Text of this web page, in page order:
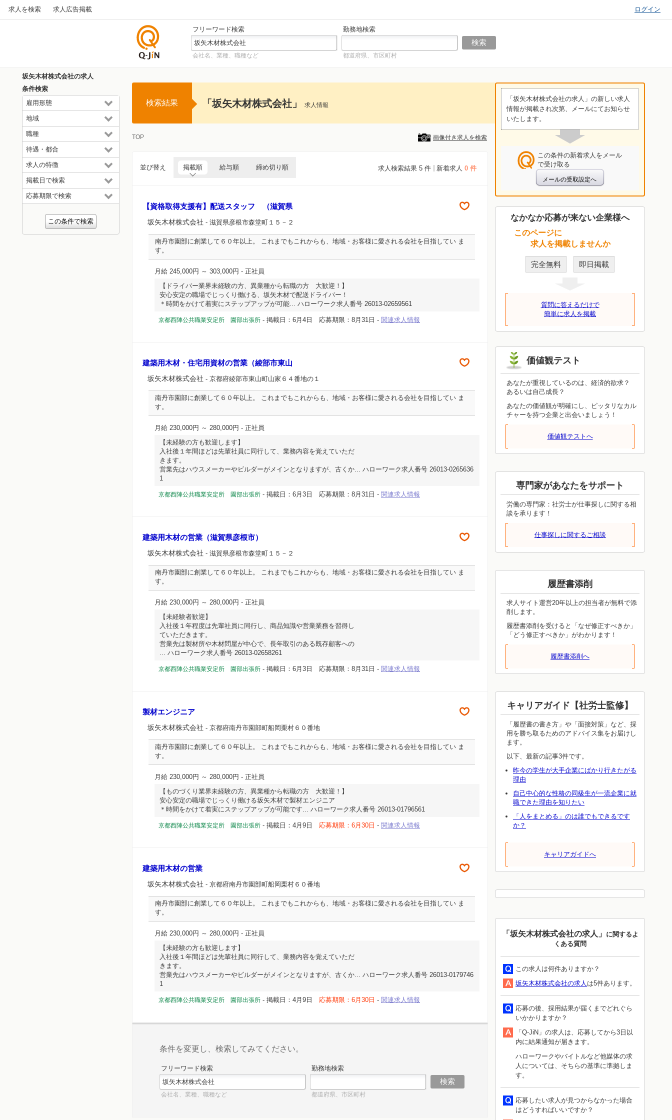
求人を検索 求人広告掲載 ログイン
人サイ
フリーワード検索 勤務地検索
会社名、業種、職種など 都道府県、市区町村
坂矢木材株式会社の求人
条件検索
雇用形態
地域
職種
待遇・都合
求人の特徴
掲載日で検索
応募期限で検索
検索結果 「坂矢木材株式会社」 求人情報
TOP 画像付き求人を検索
求人検索結果 5 件 新着求人 0 件
並び替え 掲載順 給与順 締め切り順
【資格取得支援有】配送スタッフ （滋賀県
坂矢木材株式会社 - 滋賀県彦根市森堂町１５－２
南丹市園部に創業して６０年以上。 これまでもこれからも、地域・お客様に愛される会社を目指してい ま
す。
月給 245,000円 ～ 303,000円 - 正社員
【ドライバー業界未経験の方、異業種から転職の方 大歓迎！】
安心安定の職場でじっくり働ける、坂矢木材で配送ドライバー！
＊時間をかけて着実にステップアップが可能... ハローワーク求人番号 26013-02659561
京都西陣公共職業安定所 園部出張所 - 掲載日：6月4日 応募期限：8月31日 - 関連求人情報
建築用木材・住宅用資材の営業（綾部市東山
坂矢木材株式会社 - 京都府綾部市東山町山家６４番地の１
南丹市園部に創業して６０年以上。 これまでもこれからも、地域・お客様に愛される会社を目指してい ま
す。
月給 230,000円 ～ 280,000円 - 正社員
【未経験の方も歓迎します】
入社後１年間ほどは先輩社員に同行して、業務内容を覚えていただ
きます。
営業先はハウスメーカーやビルダーがメインとなりますが、古くか... ハローワーク求人番号 26013-0265636
1
京都西陣公共職業安定所 園部出張所 - 掲載日：6月3日 応募期限：8月31日 - 関連求人情報
建築用木材の営業（滋賀県彦根市）
坂矢木材株式会社 - 滋賀県彦根市森堂町１５－２
南丹市園部に創業して６０年以上。 これまでもこれからも、地域・お客様に愛される会社を目指してい ま
す。
月給 230,000円 ～ 280,000円 - 正社員
【未経験者歓迎】
入社後１年程度は先輩社員に同行し、商品知識や営業業務を習得し
ていただきます。
営業先は製材所や木材問屋が中心で、長年取引のある既存顧客への
... ハローワーク求人番号 26013-02658261
京都西陣公共職業安定所 園部出張所 - 掲載日：6月3日 応募期限：8月31日 - 関連求人情報
製材エンジニア
坂矢木材株式会社 - 京都府南丹市園部町船岡栗村６０番地
南丹市園部に創業して６０年以上。 これまでもこれからも、地域・お客様に愛される会社を目指してい ま
す。
月給 230,000円 ～ 280,000円 - 正社員
【ものづくり業界未経験の方、異業種から転職の方 大歓迎！】
安心安定の職場でじっくり働ける坂矢木材で製材エンジニア
＊時間をかけて着実にステップアップが可能です... ハローワーク求人番号 26013-01796561
京都西陣公共職業安定所 園部出張所 - 掲載日：4月9日 応募期限：6月30日 - 関連求人情報
建築用木材の営業
坂矢木材株式会社 - 京都府南丹市園部町船岡栗村６０番地
南丹市園部に創業して６０年以上。 これまでもこれからも、地域・お客様に愛される会社を目指してい ま
す。
月給 230,000円 ～ 280,000円 - 正社員
【未経験の方も歓迎します】
入社後１年間ほどは先輩社員に同行して、業務内容を覚えていただ
きます。
営業先はハウスメーカーやビルダーがメインとなりますが、古くか... ハローワーク求人番号 26013-0179746
1
京都西陣公共職業安定所 園部出張所 - 掲載日：4月9日 応募期限：6月30日 - 関連求人情報
条件を変更し、検索してみてください。
フリーワード検索 勤務地検索
会社名、業種、職種など 都道府県、市区町村
「坂矢木材株式会社の求人」の新しい求人
情報が掲載され次第、メールにてお知らせ
いたします。
この条件の新着求人をメール
で受け取る
なかなか応募が来ない企業様へ
このページに
求人を掲載しませんか
完全無料 即日掲載
質問に答えるだけで
簡単に求人を掲載
価値観テスト
あなたが重視しているのは、経済的欲求？
あるいは自己成長？
あなたの価値観が明確にし、ピッタリなカル
チャーを持つ企業と出会いましょう！
価値観テストへ
専門家があなたをサポート
労働の専門家：社労士が仕事探しに関する相
談を承ります！
仕事探しに関するご相談
履歴書添削
求人サイト運営20年以上の担当者が無料で添
削します。
履歴書添削を受けると「なぜ修正すべきか」
「どう修正すべきか」がわかります！
履歴書添削へ
キャリアガイド【社労士監修】
「履歴書の書き方」や「面接対策」など、採
用を勝ち取るためのアドバイス集をお届けし
ます。
以下、最新の記事3件です。
昨今の学生が大手企業にばかり行きたがる
理由
自己中心的な性格の同級生が一流企業に就
職できた理由を知りたい
「人をまとめる」のは誰でもできるです
か？
キャリアガイドへ
「坂矢木材株式会社の求人」
に関するよ
くある質問
この求人は何件ありますか？
坂矢木材株式会社の求人 は5件あります。
応募の後、採用結果が届くまでどれぐら
いかかりますか？
「Q-JiN」の求人は、応募してから3日以
内に結果通知が届きます。
ハローワークやバイトルなど他媒体の求
人については、そちらの基準に準拠しま
す。
応募したい求人が見つからなかった場合
はどうすればいいですか？